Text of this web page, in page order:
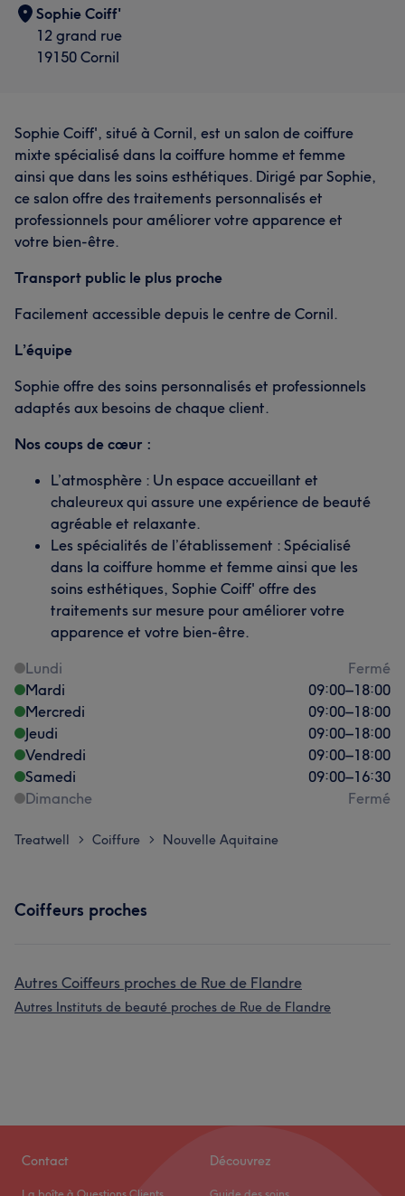
Sophie Coiff'
12 grand rue
19150 Cornil
Sophie Coiff', situé à Cornil, est un salon de coiffure
mixte spécialisé dans la coiffure homme et femme
ainsi que dans les soins esthétiques. Dirigé par Sophie,
ce salon offre des traitements personnalisés et
professionnels pour améliorer votre apparence et
votre bien-être.
Transport public le plus proche
Facilement accessible depuis le centre de Cornil.
L’équipe
Sophie offre des soins personnalisés et professionnels
adaptés aux besoins de chaque client.
Nos coups de cœur :
L’atmosphère : Un espace accueillant et
chaleureux qui assure une expérience de beauté
agréable et relaxante.
Les spécialités de l’établissement : Spécialisé
dans la coiffure homme et femme ainsi que les
soins esthétiques, Sophie Coiff' offre des
traitements sur mesure pour améliorer votre
apparence et votre bien-être.
Lundi
Fermé
Mardi
09:00–18:00
Mercredi
09:00–18:00
Jeudi
09:00–18:00
Vendredi
09:00–18:00
Samedi
09:00–16:30
Dimanche
Fermé
Treatwell > Coiffure > Nouvelle Aquitaine
Coiffeurs proches
Autres Coiffeurs proches de Rue de Flandre
Autres Instituts de beauté proches de Rue de Flandre
Contact Découvrez